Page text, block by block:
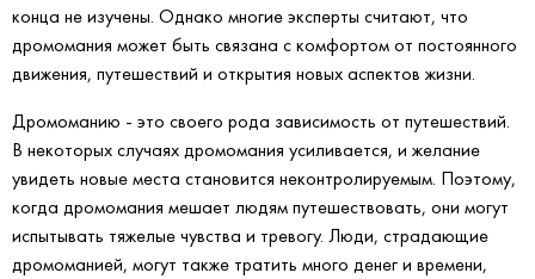
конца не изучены. Однако многие эксперты считают, что
дромомания может быть связана с комфортом от постоянного
движения, путешествий и открытия новых аспектов жизни.
Дромоманию - это своего рода зависимость от путешествий.
В некоторых случаях дромомания усиливается, и желание
увидеть новые места становится неконтролируемым. Поэтому,
когда дромомания мешает людям путешествовать, они могут
испытывать тяжелые чувства и тревогу. Люди, страдающие
дромоманией, могут также тратить много денег и времени,